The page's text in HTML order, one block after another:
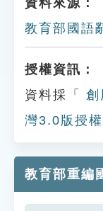
資料來源：
教育部國語
授權資訊：
資料採「
創
灣3.0版授
教育部重編